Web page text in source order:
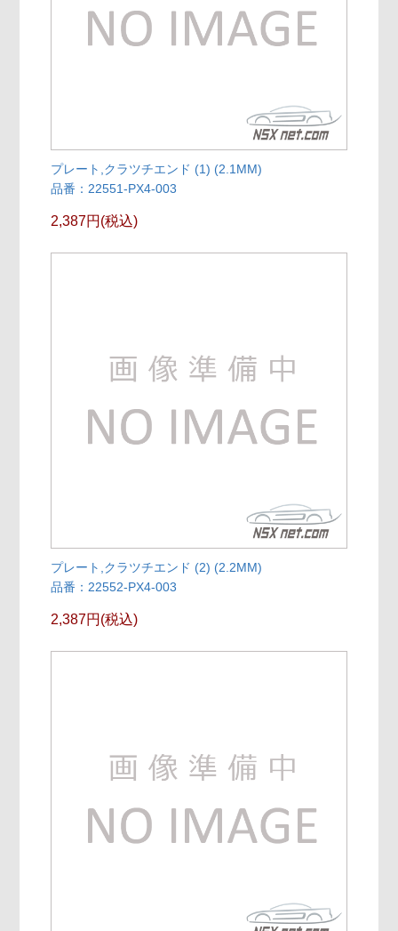
プレート,クラツチエンド (1) (2.1MM)
品番：22551-PX4-003
2,387円(税込)
プレート,クラツチエンド (2) (2.2MM)
品番：22552-PX4-003
2,387円(税込)